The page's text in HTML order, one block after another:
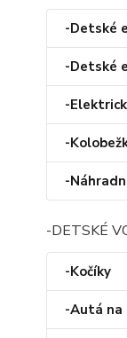
-Detské
-Detské
-
-
-
-DETSKÉ
-Kočíky
-Autá na